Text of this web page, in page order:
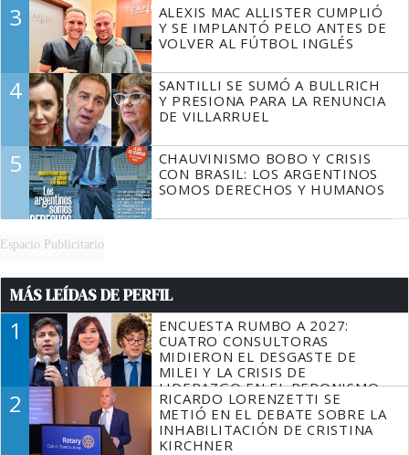
3
ALEXIS MAC ALLISTER CUMPLIÓ
Y SE IMPLANTÓ PELO ANTES DE
VOLVER AL FÚTBOL INGLÉS
4
SANTILLI SE SUMÓ A BULLRICH
Y PRESIONA PARA LA RENUNCIA
DE VILLARRUEL
5
CHAUVINISMO BOBO Y CRISIS
CON BRASIL: LOS ARGENTINOS
SOMOS DERECHOS Y HUMANOS
Espacio Publicitario
MÁS LEÍDAS DE PERFIL
1
ENCUESTA RUMBO A 2027:
CUATRO CONSULTORAS
MIDIERON EL DESGASTE DE
MILEI Y LA CRISIS DE
LIDERAZGO EN EL PERONISMO
2
RICARDO LORENZETTI SE
METIÓ EN EL DEBATE SOBRE LA
INHABILITACIÓN DE CRISTINA
KIRCHNER